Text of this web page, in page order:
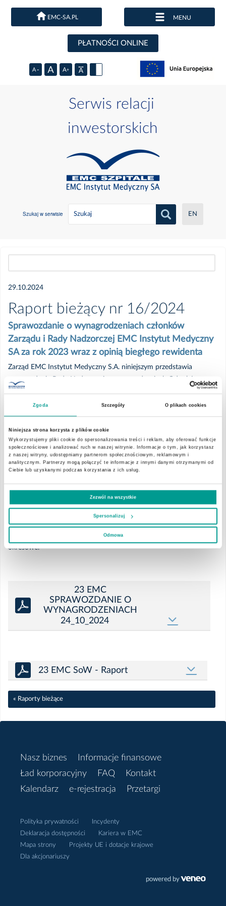
Zgoda Szczegóły O plikach cookies
Niniejsza strona korzysta z plików cookie
Wykorzystujemy pliki cookie do spersonalizowania treści i reklam, aby oferować funkcje
społecznościowe i analizować ruch w naszej witrynie. Informacje o tym, jak korzystasz
z naszej witryny, udostępniamy partnerom społecznościowym, reklamowym i
analitycznym. Partnerzy mogą połączyć te informacje z innymi danymi otrzymanymi od
Ciebie lub uzyskanymi podczas korzystania z ich usług.
Zezwól na wszystkie
Spersonalizuj
Odmowa
EMC-SA.PL MENU
PŁATNOŚCI ONLINE
Serwis relacji
inwestorskich
Szukaj w serwisie EN
2026
Luty
2025
Maj
Marzec
2024
Październik
Wrzesień
Lipiec
Czerwiec
Maj
Kwiecień
29.10.2024
Raport bieżący nr 16/2024
Sprawozdanie o wynagrodzeniach członków
Zarządu i Rady Nadzorczej EMC Instytut Medyczny
SA za rok 2023 wraz z opinią biegłego rewidenta
Zarząd EMC Instytut Medyczny S.A. niniejszym przedstawia
sprawozdanie Rady Nadzorczej o wynagrodzeniach Członków
Zarządu oraz Rady Nadzorczej EMC Instytut Medyczny S.A. za rok
2023 wraz z raportem biegłego rewidenta o sprawozdaniu
wydanym na podstawie art. 90g ust. 10 ustawy z dnia 29 lipca
2005r. o ofercie publicznej i warunkach wprowadzania
instrumentów finansowych do zorganizowanego systemu obrotu
oraz o spółkach publicznych. Sprawozdanie o wynagrodzeniach
wraz raportem biegłego rewidenta stanowią załącznik do
art. 56 ust. 1 pkt 2 ustawy o ofercie – informacje bieżące i
okresowe.
23 EMC
SPRAWOZDANIE O
WYNAGRODZENIACH
24_10_2024
23 EMC SoW - Raport
« Raporty bieżące
Nasz biznes
Informacje finansowe
Ład korporacyjny
FAQ
Kontakt
Kalendarz
e-rejestracja Przetargi
Polityka prywatności
Incydenty
Deklaracja dostępności
Kariera w EMC
Mapa strony
Projekty UE i dotacje krajowe
Dla akcjonariuszy